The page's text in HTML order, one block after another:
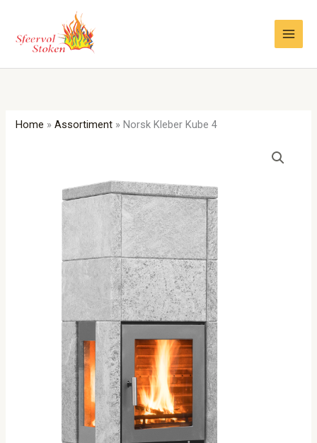
inhoud
Home »Assortiment » Norsk Kleber Kube 4